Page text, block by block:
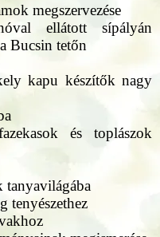
megszervezése
ellátott sípályán
Bucsin tetőn
kapu készítők nagy
és toplászok
tanyavilágába
tenyészethez